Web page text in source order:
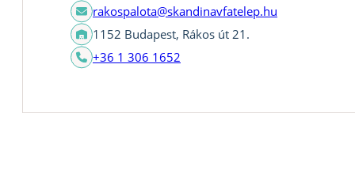
rakospalota@skandinavfatelep.hu
1152 Budapest, Rákos út 21.
+36 1 306 1652